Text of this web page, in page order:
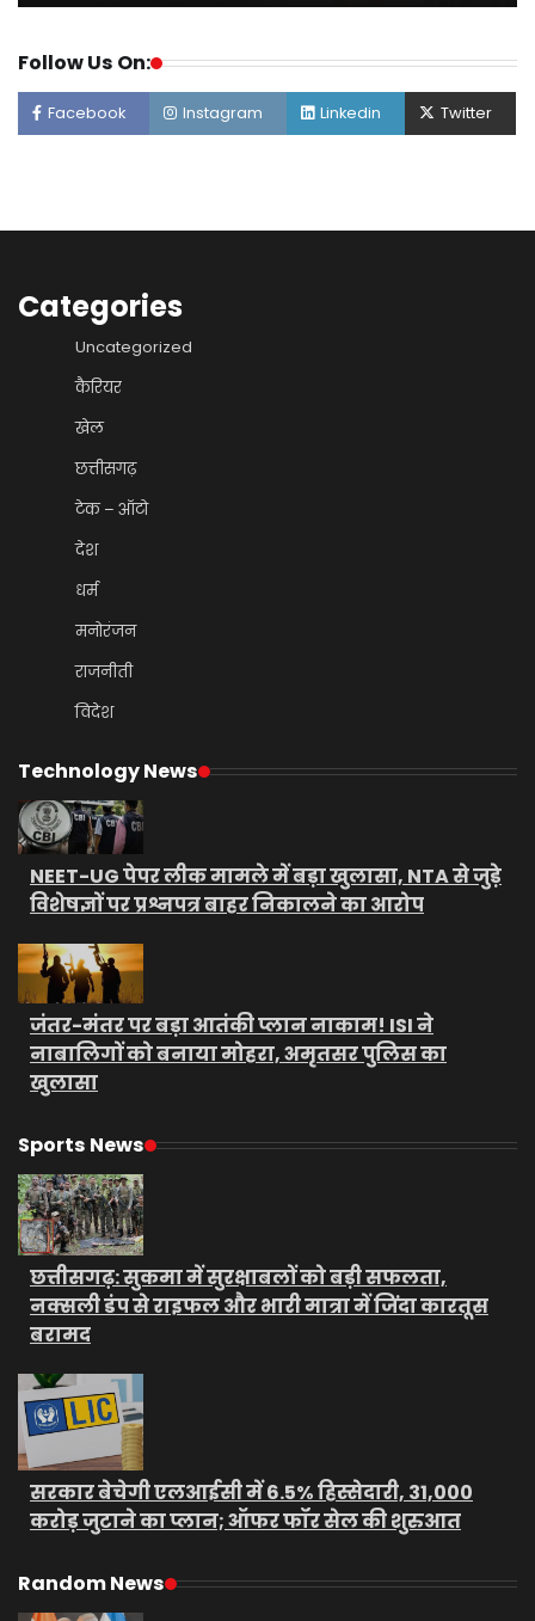
Follow Us On:
Facebook Instagram Linkedin Twitter
Categories
Uncategorized
कैरियर
खेल
छत्तीसगढ़
टेक – ऑटो
देश
धर्म
मनोरंजन
राजनीती
विदेश
Technology News
NEET-UG पेपर लीक मामले में बड़ा खुलासा, NTA से जुड़े
विशेषज्ञों पर प्रश्नपत्र बाहर निकालने का आरोप
जंतर-मंतर पर बड़ा आतंकी प्लान नाकाम! ISI ने
नाबालिगों को बनाया मोहरा, अमृतसर पुलिस का
खुलासा
Sports News
छत्तीसगढ़: सुकमा में सुरक्षाबलों को बड़ी सफलता,
नक्सली डंप से राइफल और भारी मात्रा में जिंदा कारतूस
बरामद
सरकार बेचेगी एलआईसी में 6.5% हिस्सेदारी, 31,000
करोड़ जुटाने का प्लान; ऑफर फॉर सेल की शुरुआत
Random News